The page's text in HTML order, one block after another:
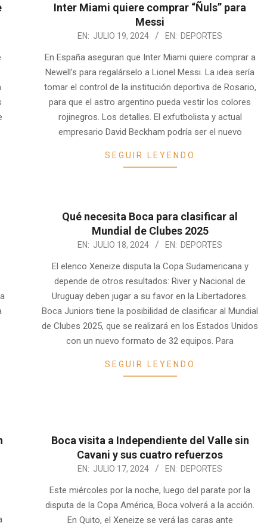
Inter Miami quiere comprar “Ñuls” para
Messi
EN: JULIO 19, 2024 EN: DEPORTES
En España aseguran que Inter Miami quiere comprar a
Newell’s para regalárselo a Lionel Messi. La idea sería
tomar el control de la institución deportiva de Rosario,
para que el astro argentino pueda vestir los colores
rojinegros. Los detalles. El exfutbolista y actual
empresario David Beckham podría ser el nuevo
SEGUIR LEYENDO
Qué necesita Boca para clasificar al
Mundial de Clubes 2025
EN: JULIO 18, 2024 EN: DEPORTES
El elenco Xeneize disputa la Copa Sudamericana y
depende de otros resultados: River y Nacional de
Uruguay deben jugar a su favor en la Libertadores.
Boca Juniors tiene la posibilidad de clasificar al Mundial
de Clubes 2025, que se realizará en los Estados Unidos
con un nuevo formato de 32 equipos. Para
SEGUIR LEYENDO
Boca visita a Independiente del Valle sin
Cavani y sus cuatro refuerzos
EN: JULIO 17, 2024 EN: DEPORTES
Este miércoles por la noche, luego del parate por la
disputa de la Copa América, Boca volverá a la acción.
En Quito, el Xeneize se verá las caras ante